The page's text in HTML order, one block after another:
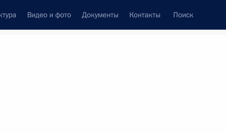
Видео и фото Документы Контакты Поиск